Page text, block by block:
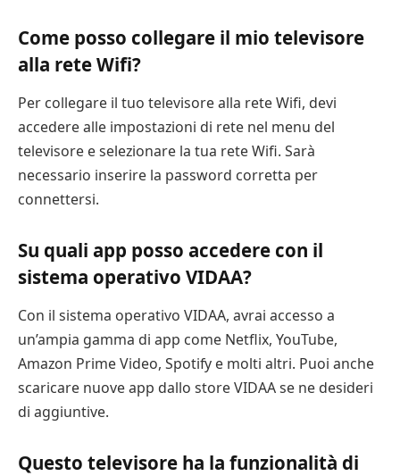
Come posso collegare il mio televisore
alla rete Wifi?
Per collegare il tuo televisore alla rete Wifi, devi
accedere alle impostazioni di rete nel menu del
televisore e selezionare la tua rete Wifi. Sarà
necessario inserire la password corretta per
connettersi.
Su quali app posso accedere con il
sistema operativo VIDAA?
Con il sistema operativo VIDAA, avrai accesso a
un’ampia gamma di app come Netflix, YouTube,
Amazon Prime Video, Spotify e molti altri. Puoi anche
scaricare nuove app dallo store VIDAA se ne desideri
di aggiuntive.
Questo televisore ha la funzionalità di